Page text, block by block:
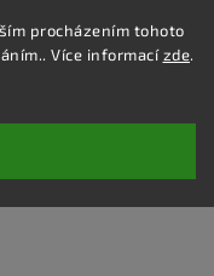
procházením tohoto
Více informacízde.
Hľadať
1000 -